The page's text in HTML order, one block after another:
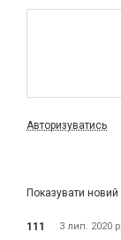
Авторизуватись
Показувати новий
111 3 лип. 2020